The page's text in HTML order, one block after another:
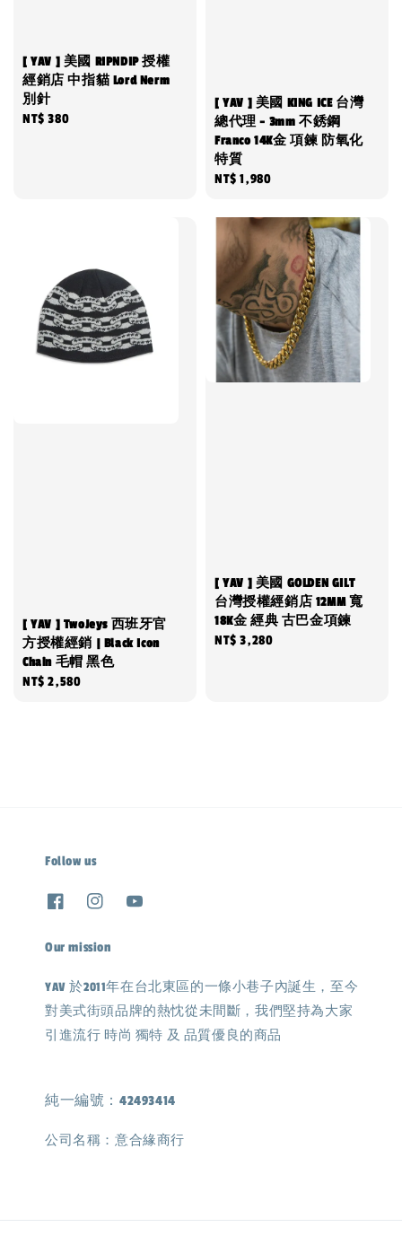
[ YAV ] 美國 RIPNDIP 授權
經銷店 中指貓 Lord Nerm
別針
Regular
NT$ 380
[ YAV ] 美國 KING ICE 台灣
總代理 - 3mm 不銹鋼
Franco 14K金 項鍊 防氧化
特質
Regular
NT$ 1,980
[ YAV ] TwoJeys 西班牙官
方授權經銷 | Black Icon
Chain 毛帽 黑色
Regular
NT$ 2,580
[ YAV ] 美國 GOLDEN GILT
台灣授權經銷店 12MM 寬
18K金 經典 古巴金項鍊
Regular
NT$ 3,280
Follow us
Our mission
YAV 於2011年在台北東區的一條小巷子內誕生，至今
對美式街頭品牌的熱忱從未間斷，我們堅持為大家
引進流行 時尚 獨特 及 品質優良的商品
純一編號：42493414
公司名稱：意合緣商行